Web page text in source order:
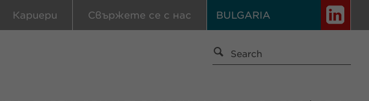
BULGARIA
Кариери Свържете се с нас